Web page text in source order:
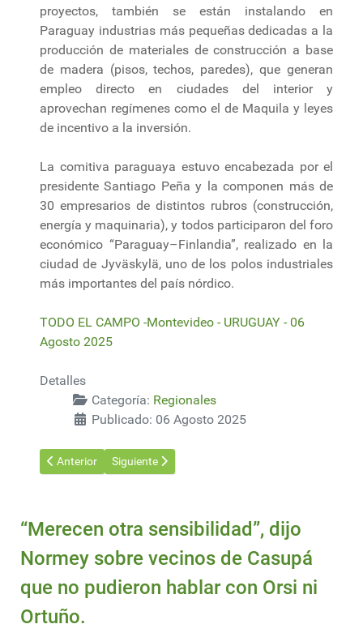
proyectos, también se están instalando en
Paraguay industrias más pequeñas dedicadas a la
producción de materiales de construcción a base
de madera (pisos, techos, paredes), que generan
empleo directo en ciudades del interior y
aprovechan regímenes como el de Maquila y leyes
de incentivo a la inversión.
La comitiva paraguaya estuvo encabezada por el
presidente Santiago Peña y la componen más de
30 empresarios de distintos rubros (construcción,
energía y maquinaria), y todos participaron del foro
económico “Paraguay–Finlandia”, realizado en la
ciudad de Jyväskylä, uno de los polos industriales
más importantes del país nórdico.
TODO EL CAMPO -Montevideo - URUGUAY - 06
Agosto 2025
Detalles
Categoría: Regionales
Publicado: 06 Agosto 2025
Artículo anterior: Argentina con récord ambiental:
Anterior Artículo siguiente: Nueva conexión Buenos
Siguiente
“Merecen otra sensibilidad”, dijo
Normey sobre vecinos de Casupá
que no pudieron hablar con Orsi ni
Ortuño.